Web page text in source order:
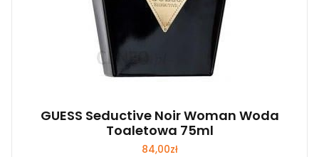
GUESS Seductive Noir Woman Woda
Toaletowa 75ml
84,00zł